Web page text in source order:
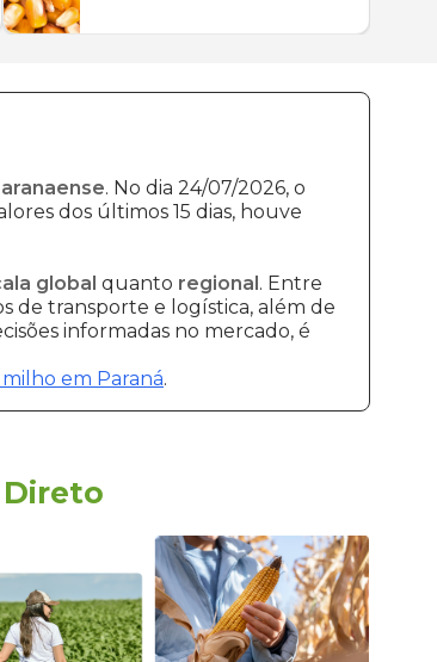
. No dia 24/07/2026, o
dos últimos 15 dias, houve
global quanto regional. Entre
de transporte e logística, além de
informadas no mercado, é
em Paraná.
Direto